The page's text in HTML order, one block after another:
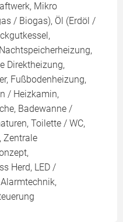
Mikro
/ Biogas), Öl (Erdöl /
Direktheizung,
Fußbodenheizung,
/ Heizkamin,
Badewanne /
Toilette / WC,
Zentrale
Herd, LED /